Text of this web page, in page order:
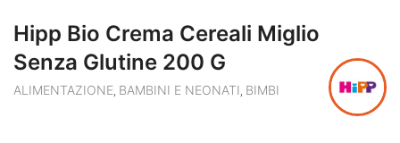
Hipp Bio Crema Cereali Miglio
Senza Glutine 200 G
ALIMENTAZIONE, BAMBINI E NEONATI, BIMBI